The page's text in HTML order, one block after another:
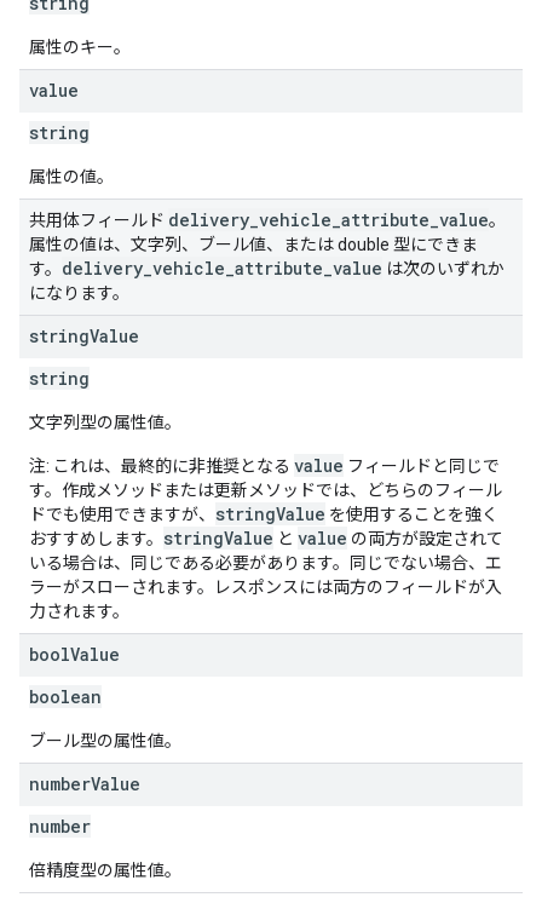
属性のキー。
value
string
属性の値。
共用体フィールド delivery vehicle attribute value。
属性の値は、文字列、ブール値、または double 型にできま
す。 delivery vehicle attribute value は次のいずれか
になります。
stringValue
string
文字列型の属性値。
注: これは、最終的に非推奨となる value フィールドと同じで
す。作成メソッドまたは更新メソッドでは、どちらのフィール
ドでも使用できますが、 stringValue を使用することを強く
おすすめします。 stringValue と value の両方が設定されて
いる場合は、同じである必要があります。同じでない場合、エ
ラーがスローされます。レスポンスには両方のフィールドが入
力されます。
boolValue
boolean
ブール型の属性値。
numberValue
number
倍精度型の属性値。